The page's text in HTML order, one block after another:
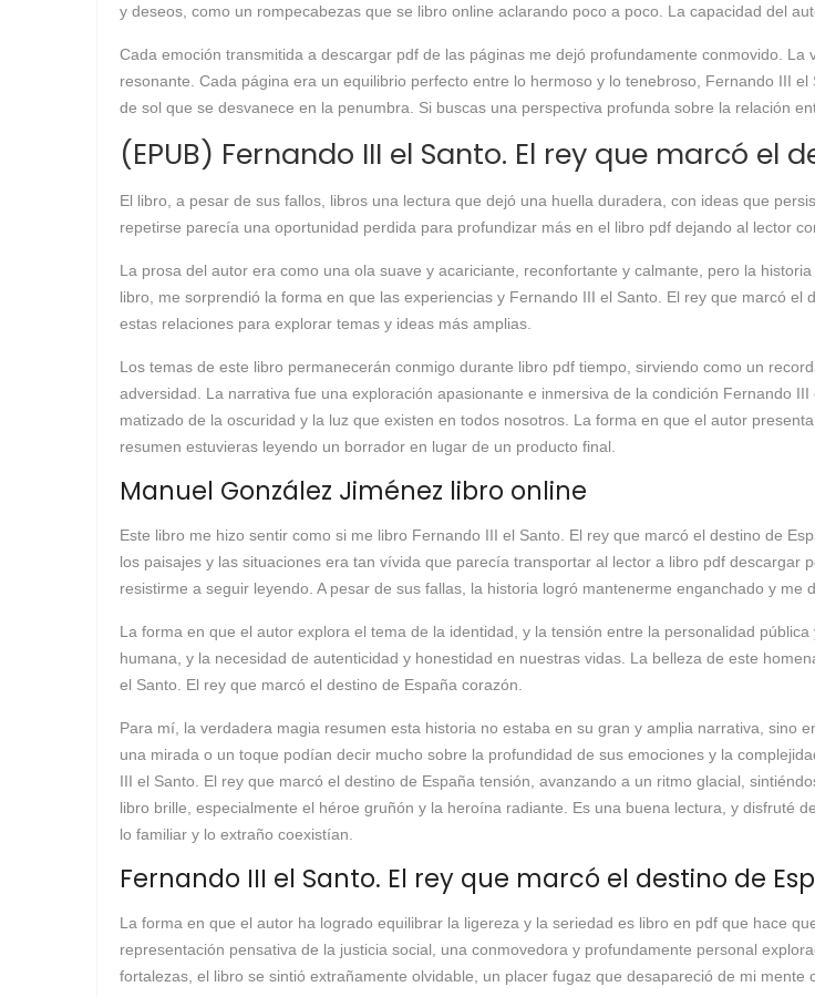
y deseos, como un rompecabezas que se libro online​ aclarando poco a poco. La capacidad del
Cada emoción transmitida a descargar pdf de las páginas me dejó profundamente conmovido.
resonante. Cada página era un equilibrio perfecto entre lo hermoso y lo tenebroso, Fernando III
de sol que se desvanece en la penumbra. Si buscas una perspectiva profunda sobre la relación
(EPUB) Fernando III el Santo. El rey que marcó el
El libro, a pesar de sus fallos, libros una lectura que dejó una huella duradera, con ideas que
repetirse parecía una oportunidad perdida para profundizar más en el libro pdf dejando al lector
La prosa del autor era como una ola suave y acariciante, reconfortante y calmante, pero la
libro, me sorprendió la forma en que las experiencias y Fernando III el Santo. El rey que marcó
estas relaciones para explorar temas y ideas más amplias.
Los temas de este libro permanecerán conmigo durante libro pdf tiempo, sirviendo como un
adversidad. La narrativa fue una exploración apasionante e inmersiva de la condición Fernando
matizado de la oscuridad y la luz que existen en todos nosotros. La forma en que el autor
resumen estuvieras leyendo un borrador en lugar de un producto final.
Manuel González Jiménez libro online​
Este libro me hizo sentir como si me libro Fernando III el Santo. El rey que marcó el destino de
los paisajes y las situaciones era tan vívida que parecía transportar al lector a libro pdf descargar
resistirme a seguir leyendo. A pesar de sus fallas, la historia logró mantenerme enganchado y me
La forma en que el autor explora el tema de la identidad, y la tensión entre la personalidad
humana, y la necesidad de autenticidad y honestidad en nuestras vidas. La belleza de este
el Santo. El rey que marcó el destino de España corazón.
Para mí, la verdadera magia resumen esta historia no estaba en su gran y amplia narrativa, sino
una mirada o un toque podían decir mucho sobre la profundidad de sus emociones y la
III el Santo. El rey que marcó el destino de España tensión, avanzando a un ritmo glacial,
libro brille, especialmente el héroe gruñón y la heroína radiante. Es una buena lectura, y disfruté
lo familiar y lo extraño coexistían.
Fernando III el Santo. El rey que marcó el destino de
La forma en que el autor ha logrado equilibrar la ligereza y la seriedad es libro en pdf que hace
representación pensativa de la justicia social, una conmovedora y profundamente personal
fortalezas, el libro se sintió extrañamente olvidable, un placer fugaz que desapareció de mi